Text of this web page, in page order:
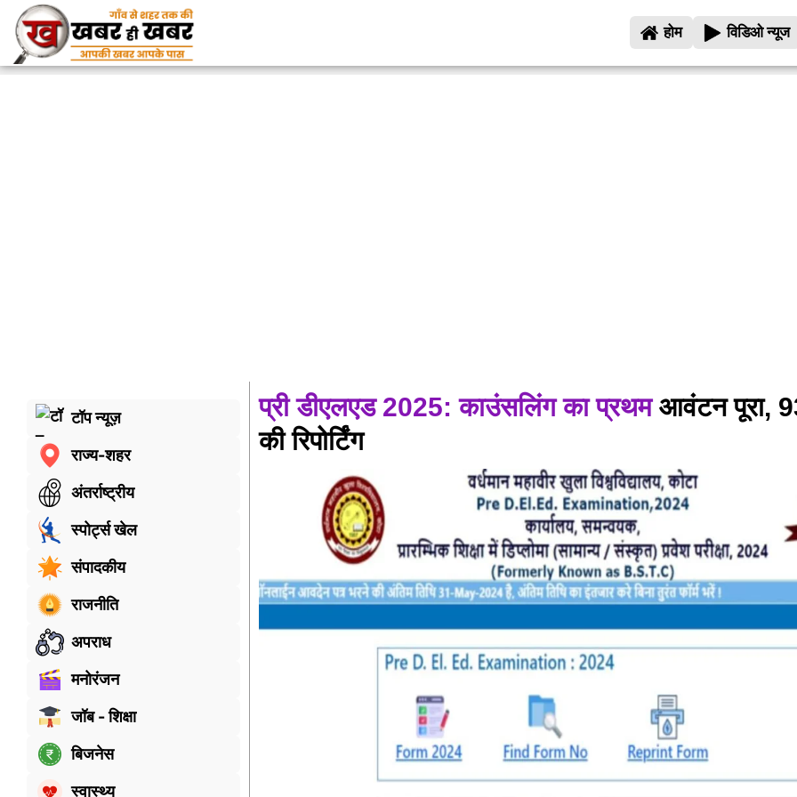
होम विडिओ न्यूज
टॉप न्यूज़
राज्य-शहर
अंतर्राष्ट्रीय
स्पोर्ट्स खेल
संपादकीय
राजनीति
अपराध
मनोरंजन
जॉब - शिक्षा
बिजनेस
स्वास्थ्य
प्री डीएलएड 2025: काउंसलिंग का प्रथमआवंटन पूरा,
की रिपोर्टिंग